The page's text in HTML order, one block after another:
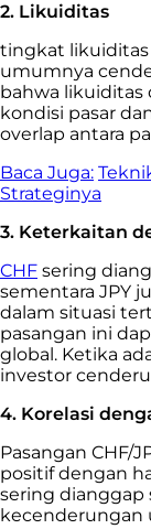
2. Likuiditas
tingkat likuiditas
umumnya
bahwa
kondisi pasar
overlap antara
Baca Juga:
Strateginya
3. Keterkaitan
CHF sering
sementara JPY
dalam situasi
pasangan ini
global. Ketika
investor
4. Korelasi
Pasangan CHF/
positif dengan
sering dianggap
kecenderungan